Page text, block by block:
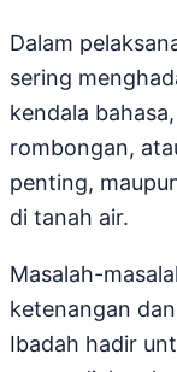
Dalam
sering
kendala
rombongan,
penting,
di tanah air.
Masalah-
ketenangan
Ibadah hadir